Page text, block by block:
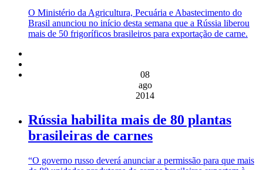
O Ministério da Agricultura, Pecuária e Abastecimento do
Brasil anunciou no início desta semana que a Rússia liberou
mais de 50 frigoríficos brasileiros para exportação de carne.
08
ago
2014
Rússia habilita mais de 80 plantas
brasileiras de carnes
“O governo russo deverá anunciar a permissão para que mais